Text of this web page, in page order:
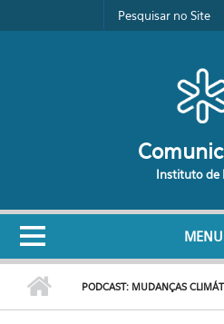
Pular para o conteúdo principalPesquisar no Site
Instituto de
MENU
PODCAST: MUDANÇAS